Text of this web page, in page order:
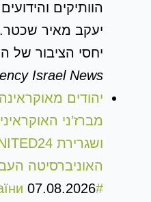
הוותיקים
יעקב מאיר
יחסי הציבור של
Israel News
יהודים
מברז’ני
האוניברסיטה
#еевреїзаукаїни
07.08.2026